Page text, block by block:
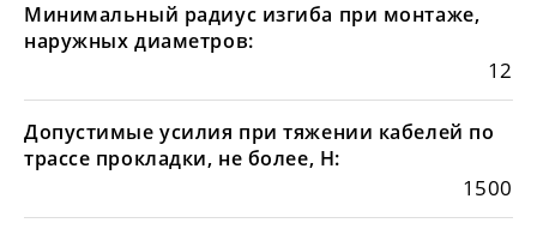
Минимальный радиус изгиба при монтаже,
наружных диаметров:
12
Допустимые усилия при тяжении кабелей по
трассе прокладки, не более, Н:
1500